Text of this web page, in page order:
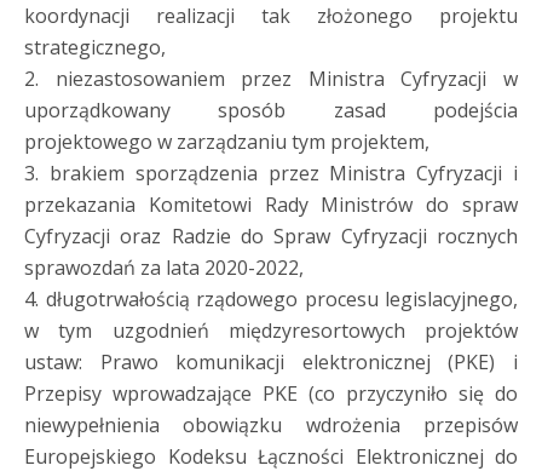
koordynacji realizacji tak złożonego projektu
strategicznego,
2. niezastosowaniem przez Ministra Cyfryzacji w
uporządkowany sposób zasad podejścia
projektowego w zarządzaniu tym projektem,
3. brakiem sporządzenia przez Ministra Cyfryzacji i
przekazania Komitetowi Rady Ministrów do spraw
Cyfryzacji oraz Radzie do Spraw Cyfryzacji rocznych
sprawozdań za lata 2020-2022,
4. długotrwałością rządowego procesu legislacyjnego,
w tym uzgodnień międzyresortowych projektów
ustaw: Prawo komunikacji elektronicznej (PKE) i
Przepisy wprowadzające PKE (co przyczyniło się do
niewypełnienia obowiązku wdrożenia przepisów
Europejskiego Kodeksu Łączności Elektronicznej do